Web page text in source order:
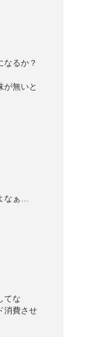
なるか？
が無いと
なぁ…
てな
消費させ